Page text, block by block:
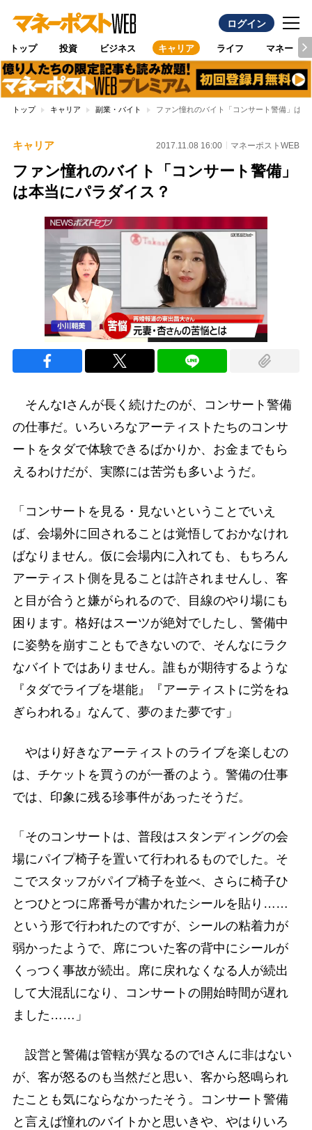
ログイン
トップ 投資 ビジネス キャリア ライフ マネー
トップ キャリア 副業・バイト ファン憧れのバイト「コンサート警備」は本
キャリア 2017.11.08 16:00 マネーポストWEB
ファン憧れのバイト「コンサート警備」
は本当にパラダイス？
そんなIさんが長く続けたのが、コンサート警備
の仕事だ。いろいろなアーティストたちのコンサ
ートをタダで体験できるばかりか、お金までもら
えるわけだが、実際には苦労も多いようだ。
「コンサートを見る・見ないということでいえ
ば、会場外に回されることは覚悟しておかなけれ
ばなりません。仮に会場内に入れても、もちろん
アーティスト側を見ることは許されませんし、客
と目が合うと嫌がられるので、目線のやり場にも
困ります。格好はスーツが絶対でしたし、警備中
に姿勢を崩すこともできないので、そんなにラク
なバイトではありません。誰もが期待するような
『タダでライブを堪能』『アーティストに労をね
ぎらわれる』なんて、夢のまた夢です」
やはり好きなアーティストのライブを楽しむの
は、チケットを買うのが一番のよう。警備の仕事
では、印象に残る珍事件があったそうだ。
「そのコンサートは、普段はスタンディングの会
場にパイプ椅子を置いて行われるものでした。そ
こでスタッフがパイプ椅子を並べ、さらに椅子ひ
とつひとつに席番号が書かれたシールを貼り……
という形で行われたのですが、シールの粘着力が
弱かったようで、席についた客の背中にシールが
くっつく事故が続出。席に戻れなくなる人が続出
して大混乱になり、コンサートの開始時間が遅れ
ました……」
設営と警備は管轄が異なるのでIさんに非はない
が、客が怒るのも当然だと思い、客から怒鳴られ
たことも気にならなかったそう。コンサート警備
と言えば憧れのバイトかと思いきや、やはりいろ